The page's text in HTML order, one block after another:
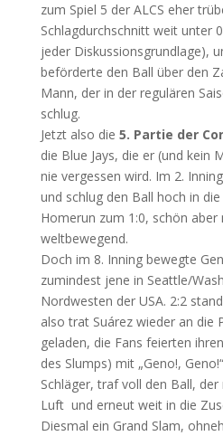
zum Spiel 5 der ALCS eher
Schlagdurchschnitt weit unter
jeder Diskussionsgrundlage),
beförderte den Ball über den
Mann, der in der regulären
schlug.
Jetzt also die 5. Partie der
die Blue Jays, die er (und kein
nie vergessen wird. Im 2.
und schlug den Ball hoch in
Homerun zum 1:0, schön aber
weltbewegend.
Doch im 8. Inning bewegte
zumindest jene in Seattle/
Nordwesten der USA. 2:2
also trat Suárez wieder an die
geladen, die Fans feierten
des Slumps) mit „Geno!,
Schläger, traf voll den Ball,
Luft und erneut weit in die
Diesmal ein Grand Slam,